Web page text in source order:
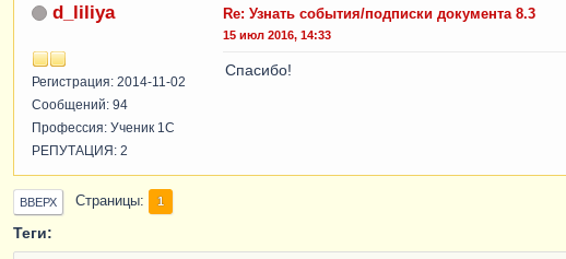
d_liliya
Регистрация: 2014-11-02
Сообщений: 94
Профессия: Ученик 1С
РЕПУТАЦИЯ: 2
Re: Узнать события/подписки документа 8.3
15 июл 2016, 14:33
Спасибо!
ВВЕРХ Страницы 1
Теги: